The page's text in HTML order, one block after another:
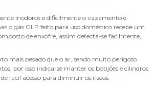
inodoros e dificilmente o vazamento é
o gás GLP feito para uso doméstico recebe um
de enxofre, assim detecta-se facilmente,
mais pesado que o ar, sendo muito perigoso
por isso indica-se manter os botijões e cilindros
fácil acesso para diminuir os riscos.